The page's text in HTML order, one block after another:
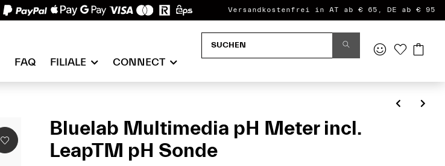
Versandkostenfrei in AT ab € 65, DE ab € 95
FAQ FILIALE CONNECT
Bluelab Multimedia pH Meter incl.
LeapTM pH Sonde